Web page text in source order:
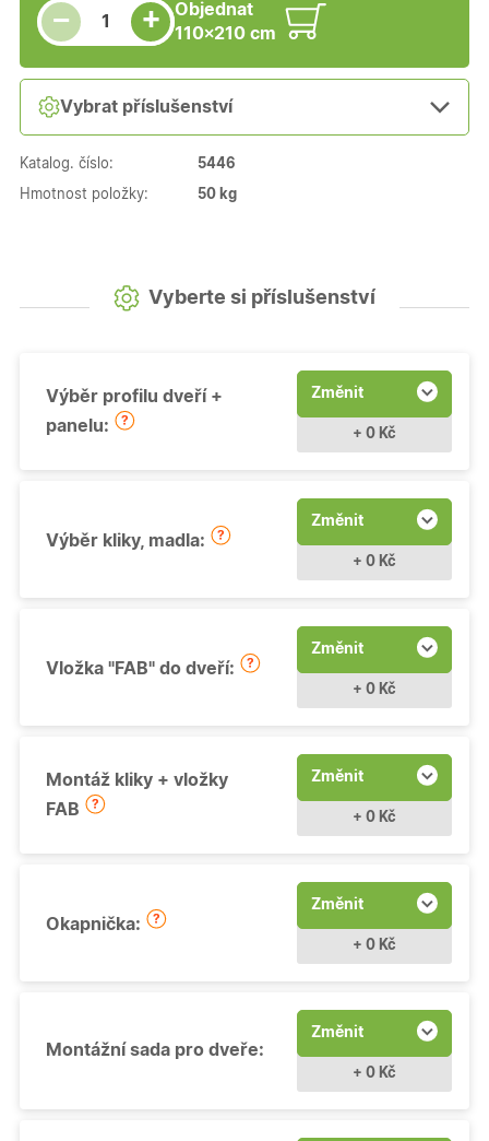
−
Snížit množství
Počet kusů +
Zvýšit množství
Objednat
110×210 cm
Vybrat příslušenství
Katalog. číslo: 5446
Hmotnost položky: 50 kg
Vyberte si příslušenství
Výběr profilu dveří +
panelu:
Změnit
+ 0 Kč
Výběr kliky, madla:
Změnit
+ 0 Kč
Vložka "FAB" do dveří:
Změnit
+ 0 Kč
Montáž kliky + vložky
FAB
Změnit
+ 0 Kč
Okapnička:
Změnit
+ 0 Kč
Montážní sada pro dveře:
Změnit
+ 0 Kč